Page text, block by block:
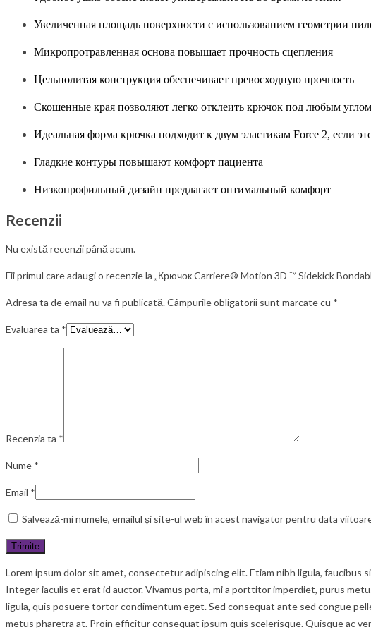
Увеличенная площадь поверхности с использованием геометрии
Микропротравленная основа повышает прочность сцепления
Цельнолитая конструкция обеспечивает превосходную прочность
Скошенные края позволяют легко отклеить крючок под любым углом
Идеальная форма крючка подходит к двум эластикам Force 2, если
Гладкие контуры повышают комфорт пациента
Низкопрофильный дизайн предлагает оптимальный комфорт
Recenzii
Nu există recenzii până acum.
Fii primul care adaugi o recenzie la „Крючок Carriere® Motion 3D ™ Sidekick
Adresa ta de email nu va fi publicată.Câmpurile obligatorii sunt marcate cu *
Evaluarea ta *
Recenzia ta *
Nume *
Email *
Salvează-mi numele, emailul și site-ul web în acest navigator pentru data
Lorem ipsum dolor sit amet, consectetur adipiscing elit. Etiam nibh ligula, faucibus
Integer iaculis et erat id auctor. Vivamus porta, mi a porttitor imperdiet, purus
ligula, quis posuere tortor condimentum eget. Sed consequat ante sed congue
metus pharetra at. Proin efficitur consequat ipsum quis scelerisque. Quisque ac